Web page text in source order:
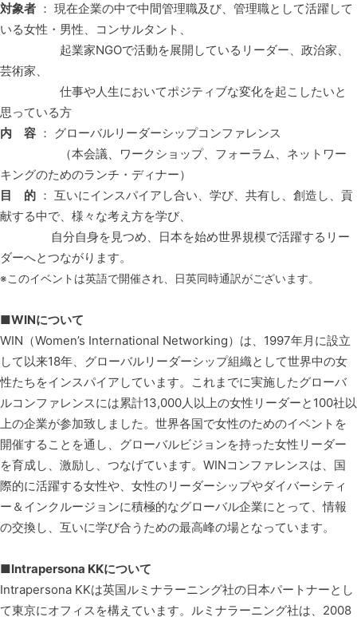
対象者 ： 現在企業の中で中間管理職及び、管理職として活躍して
いる女性・男性、コンサルタント、
起業家NGOで活動を展開しているリーダー、政治家、
芸術家、
仕事や人生においてポジティブな変化を起こしたいと
思っている方
内 容 ： グローバルリーダーシップコンファレンス
（本会議、ワークショップ、フォーラム、ネットワー
キングのためのランチ・ディナー）
目 的 ： 互いにインスパイアし合い、学び、共有し、創造し、貢
献する中で、様々な考え方を学び、
自分自身を見つめ、日本を始め世界規模で活躍するリー
ダーへとつながります。
※このイベントは英語で開催され、日英同時通訳がございます。
■WINについて
WIN（Women’s International Networking）は、1997年月に設立
して以来18年、グローバルリーダーシップ組織として世界中の女
性たちをインスパイアしています。これまでに実施したグローバ
ルコンファレンスには累計13,000人以上の女性リーダーと100社以
上の企業が参加致しました。世界各国で女性のためのイベントを
開催することを通し、グローバルビジョンを持った女性リーダー
を育成し、激励し、つなげています。WINコンファレンスは、国
際的に活躍する女性や、女性のリーダーシップやダイバーシティ
ー＆インクルージョンに積極的なグローバル企業にとって、情報
の交換し、互いに学び合うための最高峰の場となっています。
■Intrapersona KKについて
Intrapersona KKは英国ルミナラーニング社の日本パートナーとし
て東京にオフィスを構えています。ルミナラーニング社は、2008